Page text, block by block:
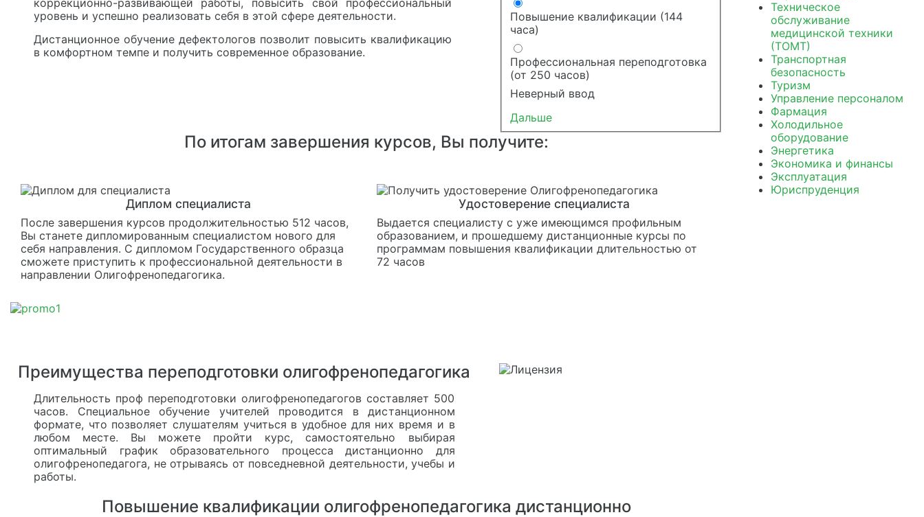
коррекционно-развивающей работы, повысить свой профессиональный
уровень и успешно реализовать себя в этой сфере деятельности.
Дистанционное обучение дефектологов позволит повысить квалификацию
в комфортном темпе и получить современное образование.
Повышение квалификации (144
часа)
Профессиональная переподготовка
(от 250 часов)
Неверный ввод
Дальше
По итогам завершения курсов, Вы получите:
Диплом специалиста
После завершения курсов продолжительностью 512 часов,
Вы станете дипломированным специалистом нового для
себя направления. С дипломом Государственного образца
сможете приступить к профессиональной деятельности в
направлении Олигофренопедагогика.
Удостоверение специалиста
Выдается специалисту с уже имеющимся профильным
образованием, и прошедшему дистанционные курсы по
программам повышения квалификации длительностью от
72 часов
Преимущества переподготовки олигофренопедагогика
Длительность проф переподготовки олигофренопедагогов составляет 500
часов. Специальное обучение учителей проводится в дистанционном
формате, что позволяет слушателям учиться в удобное для них время и в
любом месте. Вы можете пройти курс, самостоятельно выбирая
оптимальный график образовательного процесса дистанционно для
олигофренопедагога, не отрываясь от повседневной деятельности, учебы и
работы.
Повышение квалификации олигофренопедагогика дистанционно
Техническое
обслуживание
медицинской техники
(ТОМТ)
Транспортная
безопасность
Туризм
Управление персоналом
Фармация
Холодильное
оборудование
Энергетика
Экономика и финансы
Эксплуатация
Юриспруденция